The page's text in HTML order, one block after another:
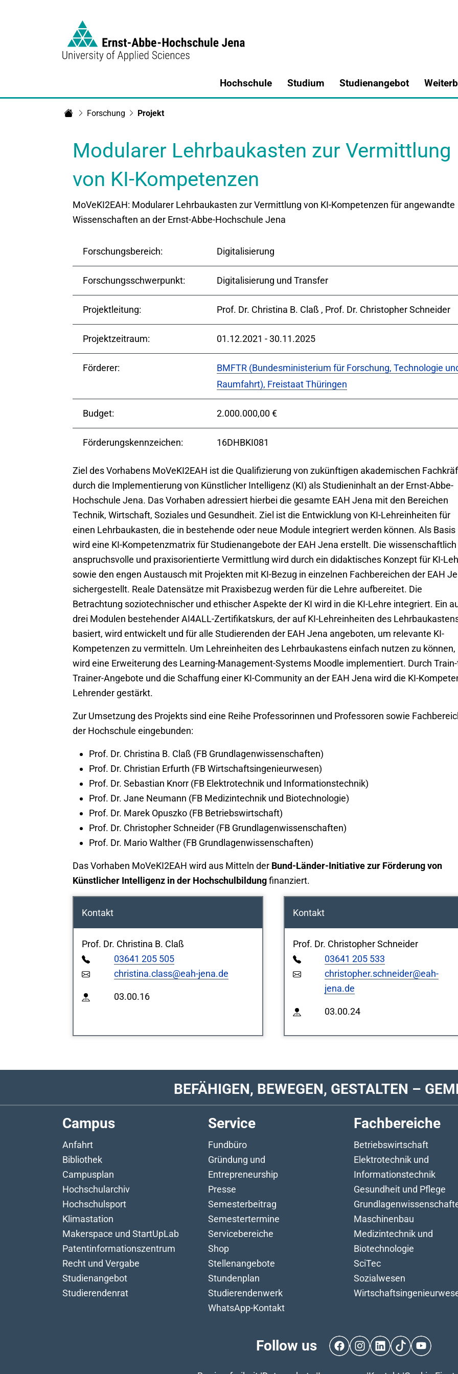
Hochschule Studium Studienangebot
Forschung Projekt
Modularer Lehrbaukasten zur Vermittlung
von KI-Kompetenzen
MoVeKI2EAH: Modularer Lehrbaukasten zur Vermittlung von KI-Kompetenzen für angewandte
Wissenschaften an der Ernst-Abbe-Hochschule Jena
Forschungsbereich: Digitalisierung
Forschungsschwerpunkt: Digitalisierung und Transfer
Projektleitung: Prof. Dr. Christina B. Claß , Prof. Dr. Christopher Schneider
Projektzeitraum: 01.12.2021 -30.11.2025
Förderer:
BMFTR (Bundesministerium für ­Forschung, Technologie
Raumfahrt), Freistaat Thüringen
Budget: 2.000.000,00 €
Förderungskennzeichen: 16DHBKI081
Ziel des Vorhabens MoVeKI2EAH ist die Qualifizierung von zukünftigen akademischen
durch die Implementierung von Künstlicher Intelligenz (KI) als Studieninhalt an der Ernst-Abbe-
Hochschule Jena. Das Vorhaben adressiert hierbei die gesamte EAH Jena mit den Bereichen
Technik, Wirtschaft, Soziales und Gesundheit. Ziel ist die Entwicklung von KI-Lehreinheiten für
einen Lehrbaukasten, die in bestehende oder neue Module integriert werden können. Als Basis
wird eine KI-Kompetenzmatrix für Studienangebote der EAH Jena erstellt. Die wissenschaftlich
anspruchsvolle und praxisorientierte Vermittlung wird durch ein didaktisches Konzept für KI-
sowie den engen Austausch mit Projekten mit KI-Bezug in einzelnen Fachbereichen der EAH
sichergestellt. Reale Datensätze mit Praxisbezug werden für die Lehre aufbereitet. Die
Betrachtung soziotechnischer und ethischer Aspekte der KI wird in die KI-Lehre integriert. Ein
drei Modulen bestehender AI4ALL-Zertifikatskurs, der auf KI-Lehreinheiten des
basiert, wird entwickelt und für alle Studierenden der EAH Jena angeboten, um relevante KI-
Kompetenzen zu vermitteln. Um Lehreinheiten des Lehrbaukastens einfach nutzen zu können,
wird eine Erweiterung des Learning-Management-Systems Moodle implementiert. Durch
Trainer-Angebote und die Schaffung einer KI-Community an der EAH Jena wird die KI-
Lehrender gestärkt.
Zur Umsetzung des Projekts sind eine Reihe Professorinnen und Professoren sowie
der Hochschule eingebunden:
Prof. Dr. Christina B. Claß (FB Grundlagenwissenschaften)
Prof. Dr. Christian Erfurth (FB Wirtschaftsingenieurwesen)
Prof. Dr. Sebastian Knorr (FB Elektrotechnik und Informationstechnik)
Prof. Dr. Jane Neumann (FB Medizintechnik und Biotechnologie)
Prof. Dr. Marek Opuszko (FB Betriebswirtschaft)
Prof. Dr. Christopher Schneider (FB Grundlagenwissenschaften)
Prof. Dr. Mario Walther (FB Grundlagenwissenschaften)
Das Vorhaben MoVeKI2EAH wird aus Mitteln der Bund-Länder-Initiative zur Förderung von
Künstlicher Intelligenz in der Hochschulbildungfinanziert.
Kontakt
Prof. Dr. Christina B. Claß
03641 205 505
christina.class@eah-jena.de
03.00.16
Kontakt
Prof. Dr. Christopher Schneider
03641 205 533
christopher.schneider@eah-
jena.de
03.00.24
BEFÄHIGEN, BEWEGEN, GESTALTEN –
Campus
Anfahrt
Bibliothek
Campusplan
Hochschularchiv
Hochschulsport
Klimastation
Makerspace und StartUpLab
Patentinformationszentrum
Recht und Vergabe
Studienangebot
Studierendenrat
Service
Fundbüro
Gründung und
Entrepreneurship
Presse
Semesterbeitrag
Semestertermine
Servicebereiche
Shop
Stellenangebote
Stundenplan
Studierendenwerk
WhatsApp-Kontakt
Fachbereiche
Betriebswirtschaft
Elektrotechnik und
Informationstechnik
Gesundheit und Pflege
Maschinenbau
Medizintechnik und
Biotechnologie
SciTec
Sozialwesen
Follow us FacebookInstagram
LinkedInTikTokYouTube